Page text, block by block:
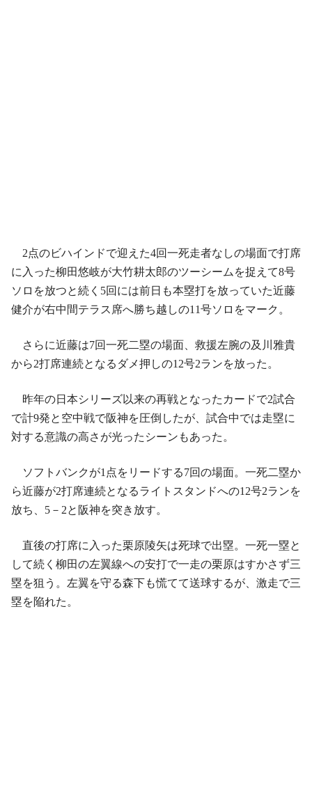
2点のビハインドで迎えた4回一死走者なしの場面で打席
に入った柳田悠岐が大竹耕太郎のツーシームを捉えて8号
ソロを放つと続く5回には前日も本塁打を放っていた近藤
健介が右中間テラス席へ勝ち越しの11号ソロをマーク。
さらに近藤は7回一死二塁の場面、救援左腕の及川雅貴
から2打席連続となるダメ押しの12号2ランを放った。
昨年の日本シリーズ以来の再戦となったカードで2試合
で計9発と空中戦で阪神を圧倒したが、試合中では走塁に
対する意識の高さが光ったシーンもあった。
ソフトバンクが1点をリードする7回の場面。一死二塁か
ら近藤が2打席連続となるライトスタンドへの12号2ランを
放ち、5－2と阪神を突き放す。
直後の打席に入った栗原陵矢は死球で出塁。一死一塁と
して続く柳田の左翼線への安打で一走の栗原はすかさず三
塁を狙う。左翼を守る森下も慌てて送球するが、激走で三
塁を陥れた。